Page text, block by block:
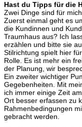
Hast du Tipps für die
Zwei Dinge sind für
Zuerst einmal geht es
die Kundinnen und
Traumhaus aus? Ich
erzählen und bitte sie
Stilrichtung spielt hier
Rolle. Es ist mehr ein
der Planung, wir
Ein zweiter wichtiger
Gegebenheiten. Mit
ich immer einige Zeit
Ort besser erfassen zu
Rahmenbedingungen
gebracht werden.